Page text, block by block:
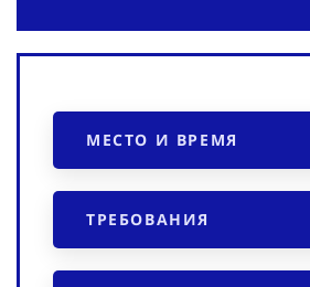
МЕСТО И ВРЕМЯ
ТРЕБОВАНИЯ